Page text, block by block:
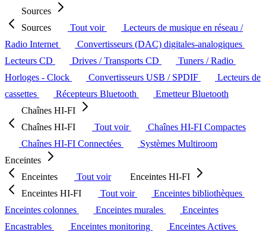
Sources
Sources
Tout voir
Lecteurs de musique en réseau /
Radio Internet
Convertisseurs (DAC) digitales-analogiques
Lecteurs CD
Drives / Transports CD
Tuners / Radio
Horloges - Clock
Convertisseurs USB / SPDIF
Lecteurs de
cassettes
Récepteurs Bluetooth
Emetteur Bluetooth
Chaînes HI-FI
Chaînes HI-FI
Tout voir
Chaînes HI-FI Compactes
Chaînes HI-FI Connectées
Systèmes Multiroom
Enceintes
Enceintes
Tout voir
Enceintes HI-FI
Enceintes HI-FI
Tout voir
Enceintes bibliothèques
Enceintes colonnes
Enceintes murales
Enceintes
Encastrables
Enceintes monitoring
Enceintes Actives